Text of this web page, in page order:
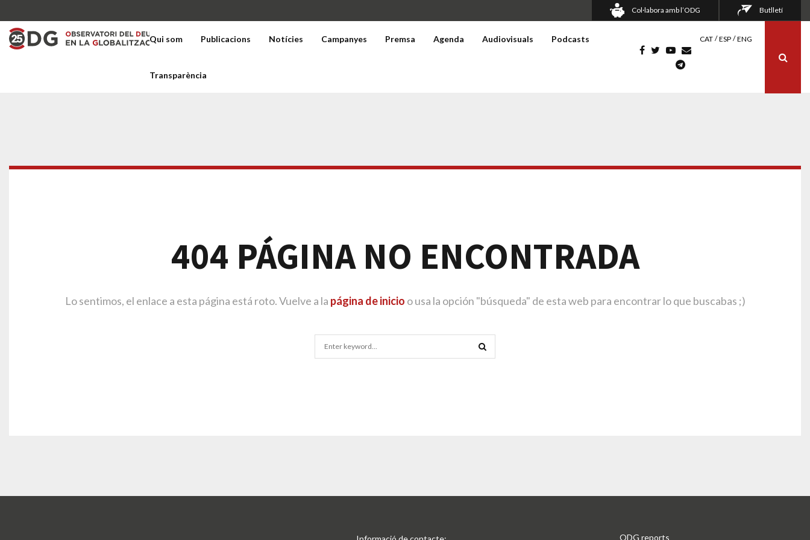
Col·labora amb l’ODG Butlletí
Qui som Publicacions Notícies Campanyes Premsa Agenda Audiovisuals Podcasts
Transparència
CAT ESP ENG
404 PÁGINA NO ENCONTRADA
Lo sentimos, el enlace a esta página está roto. Vuelve a la página de inicio o usa la opción "búsqueda" de esta web para encontrar lo que buscabas ;)
Search
for:
ODG reports